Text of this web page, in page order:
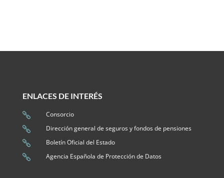
ENLACES DE INTERÉS
 Consorcio
 Dirección general de seguros y fondos de pensiones
 Boletín Oficial del Estado
 Agencia Española de Protección de Datos